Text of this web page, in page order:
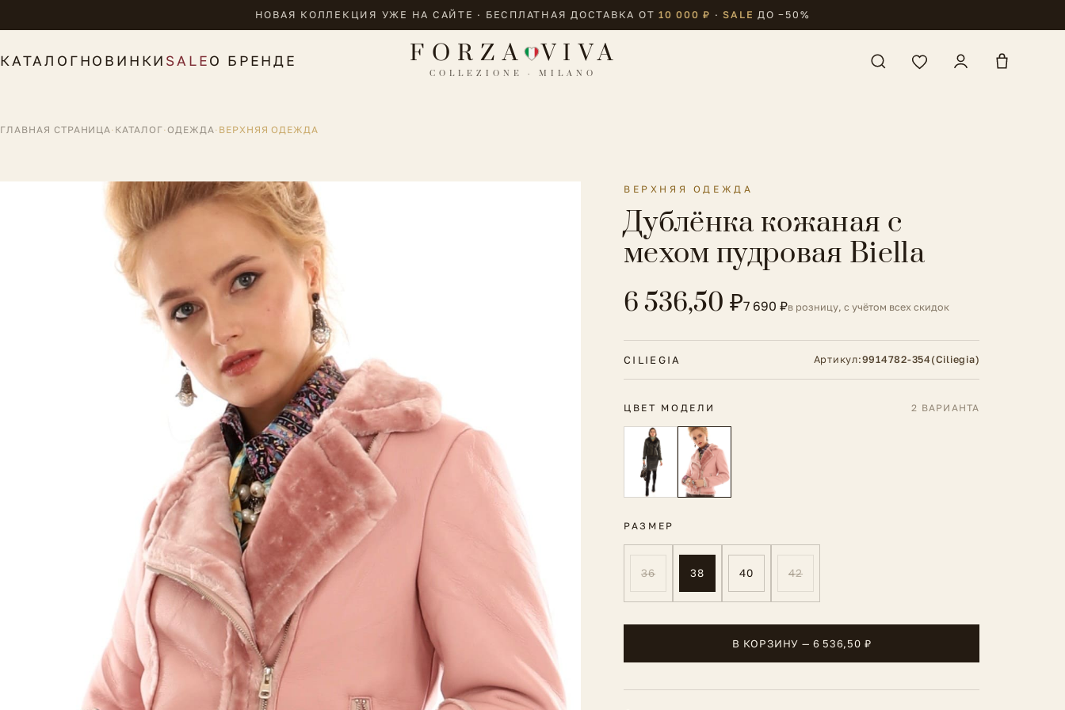
НОВАЯ КОЛЛЕКЦИЯ УЖЕ НА САЙТЕ · БЕСПЛАТНАЯ ДОСТАВКА ОТ10 000 ₽ · SALE ДО −50%
КАТАЛОГНОВИНКИ SALEО БРЕНДЕ FORZA VIVA
COLLEZIONE · MILANO
ГЛАВНАЯ СТРАНИЦА· КАТАЛОГ·ОДЕЖДА· ВЕРХНЯЯ ОДЕЖДА
ВЕРХНЯЯ ОДЕЖДА
Дублёнка кожаная с
мехом пудровая Biella
6 536,50 ₽7 690 ₽в розницу, с учётом всех скидок
CILIEGIA Артикул:9914782-354(Ciliegia)
ЦВЕТ МОДЕЛИ 2 ВАРИАНТА
РАЗМЕР
36 38 40 42
В КОРЗИНУ — 6 536,50 ₽